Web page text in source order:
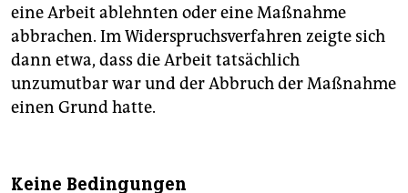
eine Arbeit ablehnten oder eine Maßnahme
abbrachen. Im Widerspruchsverfahren zeigte sich
dann etwa, dass die Arbeit tatsächlich
unzumutbar war und der Abbruch der Maßnahme
einen Grund hatte.
Keine Bedingungen